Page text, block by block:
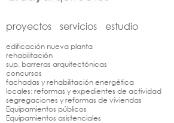
proyectos servicios estudio
edificación nueva planta
rehabilitación
sup. barreras arquitectónicas
concursos
fachadas y rehabilitación energética
locales: reformas y expedientes de actividad
segregaciones y reformas de viviendas
Equipamientos públicos
Equipamientos asistenciales